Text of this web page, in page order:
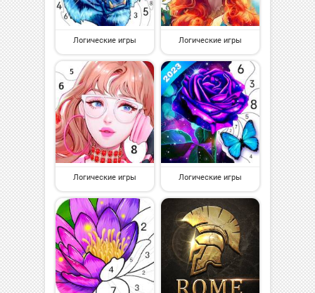
Логические игры Логические игры
Логические игры Логические игры